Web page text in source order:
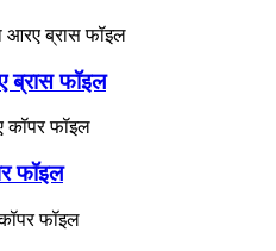
ब्रास फॉइल
फॉइल